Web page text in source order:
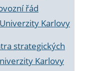
řád
Karlovy
strategických
Karlovy